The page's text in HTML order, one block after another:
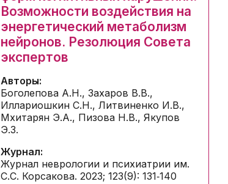
Возможности воздействия на
энергетический метаболизм
нейронов. Резолюция Совета
экспертов
Авторы:
Боголепова А.Н., Захаров В.В.,
Иллариошкин С.Н., Литвиненко И.В.,
Мхитарян Э.А., Пизова Н.В., Якупов
Э.З.
Журнал:
Журнал неврологии и психиатрии им.
С.С. Корсакова. 2023; 123(9): 131‑140